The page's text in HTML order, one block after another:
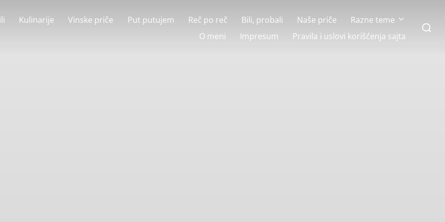
Kulinarije Vinske priče Put putujem Reč po reč Bili, probali Naše priče
Razne teme
O meni
Impresum Pravila i uslovi korišćenja sajta
Search